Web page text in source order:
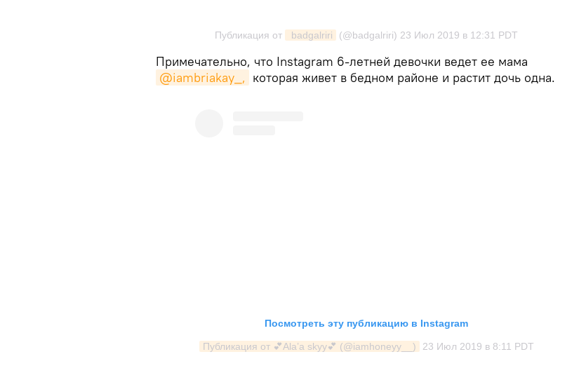
Публикация от badgalriri (@badgalriri) 23 Июл 2019 в 12:31 PDT
Примечательно, что Instagram 6-летней девочки ведет ее мама
@iambriakay_, которая живет в бедном районе и растит дочь одна.
Посмотреть эту публикацию в Instagram
Публикация от 💕Ala’a skyy💕 (@iamhoneyy__) 23 Июл 2019 в 8:11 PDT